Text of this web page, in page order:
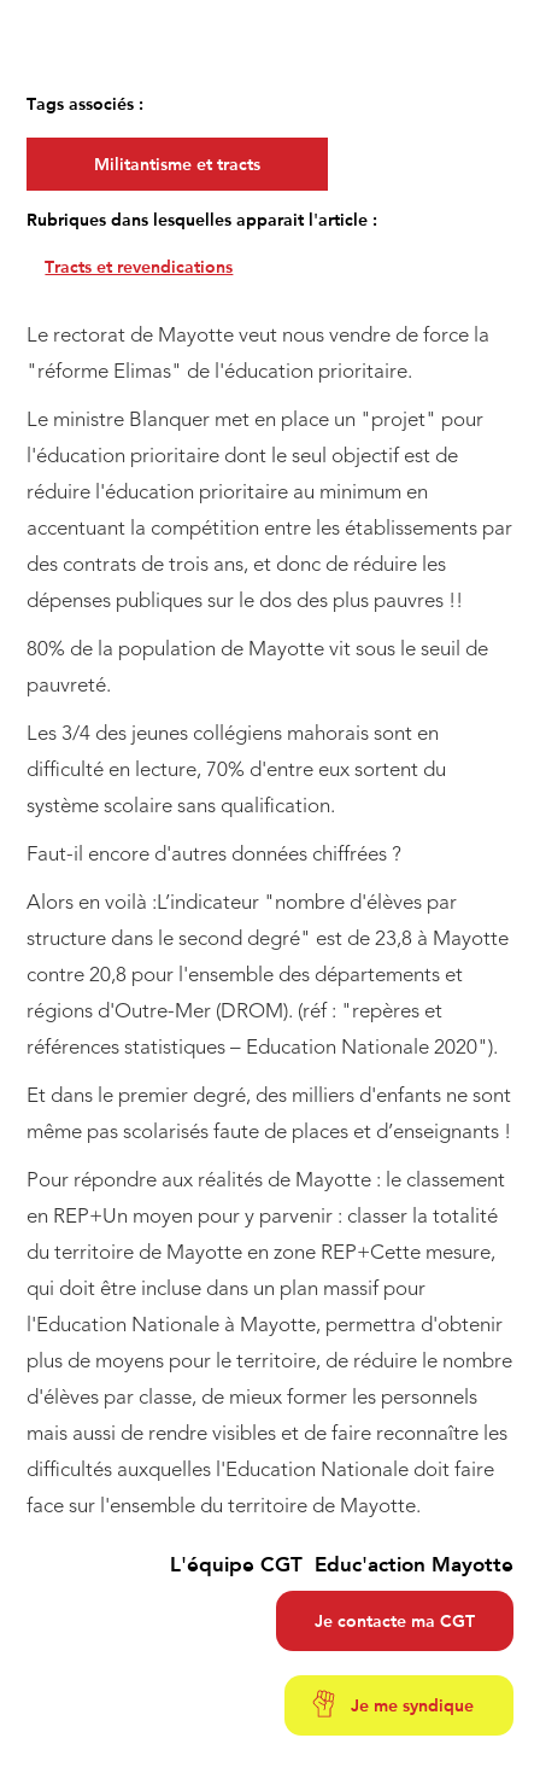
Tags associés :
Militantisme et tracts
Rubriques dans lesquelles apparait l'article :
Tracts et revendications
Le rectorat de Mayotte veut nous vendre de force la
"réforme Elimas" de l'éducation prioritaire.
Le ministre Blanquer met en place un "projet" pour
l'éducation prioritaire dont le seul objectif est de
réduire l'éducation prioritaire au minimum en
accentuant la compétition entre les établissements par
des contrats de trois ans, et donc de réduire les
dépenses publiques sur le dos des plus pauvres !!
80% de la population de Mayotte vit sous le seuil de
pauvreté.
Les 3/4 des jeunes collégiens mahorais sont en
difficulté en lecture, 70% d'entre eux sortent du
système scolaire sans qualification.
Faut-il encore d'autres données chiffrées ?
Alors en voilà :L’indicateur "nombre d'élèves par
structure dans le second degré" est de 23,8 à Mayotte
contre 20,8 pour l'ensemble des départements et
régions d'Outre-Mer (DROM). (réf : "repères et
références statistiques – Education Nationale 2020").
Et dans le premier degré, des milliers d'enfants ne sont
même pas scolarisés faute de places et d’enseignants !
Pour répondre aux réalités de Mayotte : le classement
en REP+Un moyen pour y parvenir : classer la totalité
du territoire de Mayotte en zone REP+Cette mesure,
qui doit être incluse dans un plan massif pour
l'Education Nationale à Mayotte, permettra d'obtenir
plus de moyens pour le territoire, de réduire le nombre
d'élèves par classe, de mieux former les personnels
mais aussi de rendre visibles et de faire reconnaître les
difficultés auxquelles l'Education Nationale doit faire
face sur l'ensemble du territoire de Mayotte.
L'équipe CGT Educ'action Mayotte
Je contacte ma CGT
Je me syndique